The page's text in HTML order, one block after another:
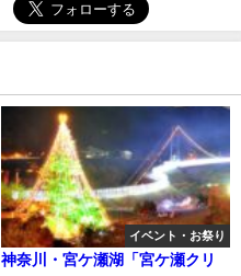
イベント・お祭り
神奈川・宮ケ瀬湖「宮ケ瀬クリ